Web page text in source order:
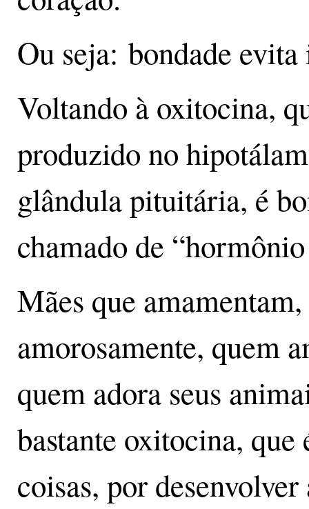
Ou seja: bondade
Voltando à oxitocina,
produzido no
glândula pituitária, é
chamado de
Mães que
amorosamente, quem
quem adora seus
bastante oxitocina, que
coisas, por